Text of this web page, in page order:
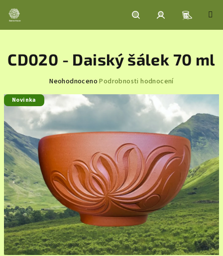
obsah
HledatPřihlášeníNákupní
košík
CD020 - Daiský šálek 70 ml
Průměrné
produktu
je
0,0
z
5
Neohodnoceno Podrobnosti hodnocení
Novinka